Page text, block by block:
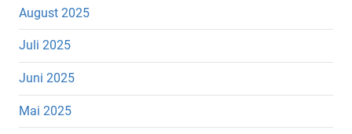
August 2025
Juli 2025
Juni 2025
Mai 2025